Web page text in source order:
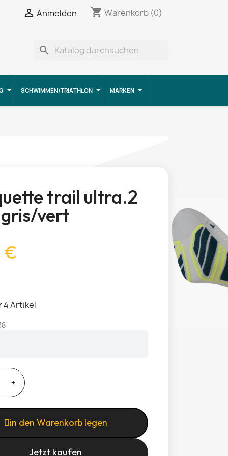
 Anmelden shopping_cart Warenkorb (0)
search
SCHWIMMEN/TRIATHLON MARKEN
trail ultra.2
vert
€
4 Artikel
in den Warenkorb legen
Jetzt kaufen